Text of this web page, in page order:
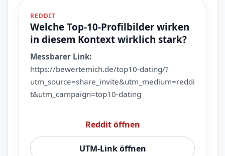
REDDIT
Welche Top-10-Profilbilder wirken
in diesem Kontext wirklich stark?
Messbarer Link:
https://bewertemich.de/top10-dating/?
utm_source=share_invite&utm_medium=reddi
t&utm_campaign=top10-dating
Reddit öffnen
UTM-Link öffnen